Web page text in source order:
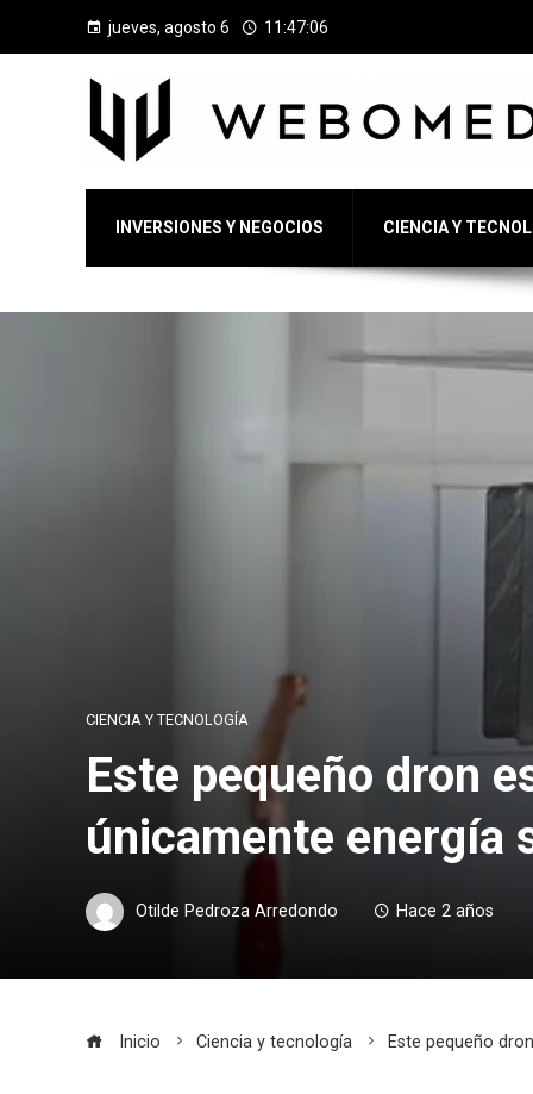
jueves, agosto 6 11:47:07
INVERSIONES Y NEGOCIOS CIENCIA Y
CIENCIA Y TECNOLOGÍA
Este pequeño dron
únicamente energía
Otilde Pedroza Arredondo Hace 2 años
Inicio Ciencia y tecnología Este pequeño